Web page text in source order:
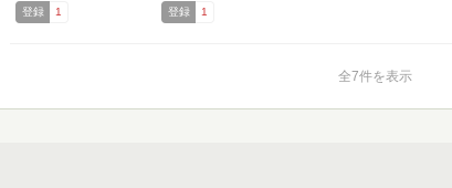
登録 1 登録 1
全7件を表示